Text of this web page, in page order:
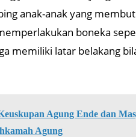
anak-anak yang
boneka
memiliki latar belakang
Agung Ende dan
Agung